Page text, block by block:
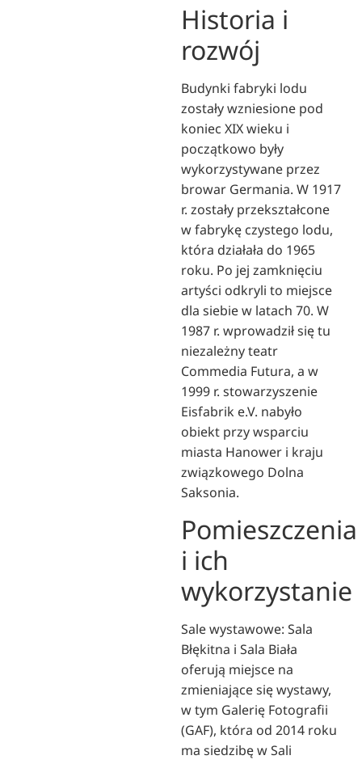
Historia i
rozwój
Budynki fabryki lodu
zostały wzniesione pod
koniec XIX wieku i
początkowo były
wykorzystywane przez
browar Germania. W 1917
r. zostały przekształcone
w fabrykę czystego lodu,
która działała do 1965
roku. Po jej zamknięciu
artyści odkryli to miejsce
dla siebie w latach 70. W
1987 r. wprowadził się tu
niezależny teatr
Commedia Futura, a w
1999 r. stowarzyszenie
Eisfabrik e.V. nabyło
obiekt przy wsparciu
miasta Hanower i kraju
związkowego Dolna
Saksonia.
Pomieszczenia
i ich
wykorzystanie
Sale wystawowe: Sala
Błękitna i Sala Biała
oferują miejsce na
zmieniające się wystawy,
w tym Galerię Fotografii
(GAF), która od 2014 roku
ma siedzibę w Sali